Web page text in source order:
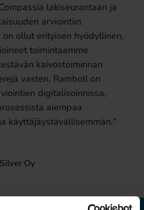
lakiseurantaan ja
arviointiin.
ollut erityisen hyödyllinen,
toimintaamme
kaivostoiminnan
vasten. Ramboll on
digitalisoinnissa,
aiempaa
käyttäjäystävällisemmän."
Oy